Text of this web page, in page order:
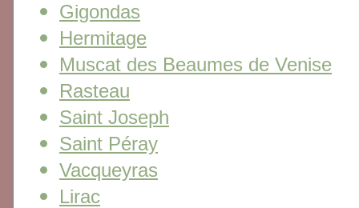
Gigondas
Hermitage
Muscat des Beaumes de Venise
Rasteau
Saint Joseph
Saint Péray
Vacqueyras
Lirac